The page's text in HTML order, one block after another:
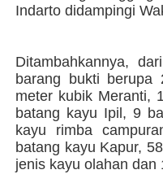
Indarto didampingi
Ditambahkannya,
barang bukti berupa
meter kubik Meranti,
batang kayu Ipil, 9
kayu rimba
batang kayu Kapur,
jenis kayu olahan dan